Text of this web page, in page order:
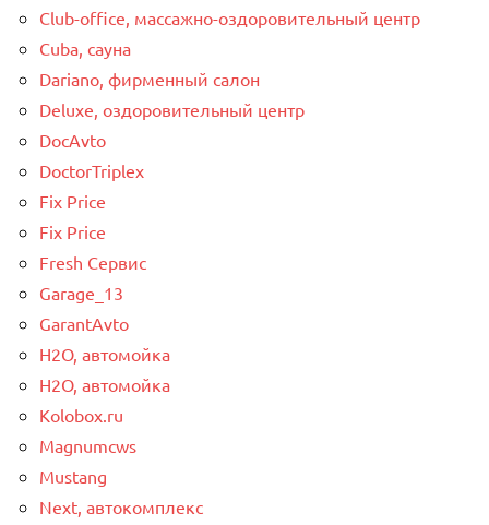
Club-office, массажно-оздоровительный центр
Cuba, сауна
Dariano, фирменный салон
Deluxe, оздоровительный центр
DocAvto
DoctorTriplex
Fix Price
Fix Price
Fresh Сервис
Garage_13
GarantAvto
H2O, автомойка
H2O, автомойка
Kolobox.ru
Magnumcws
Mustang
Next, автокомплекс